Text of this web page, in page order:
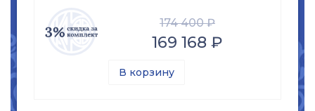
Оникс (природная вст.)
174 400 ₽
169 168 ₽
В корзину